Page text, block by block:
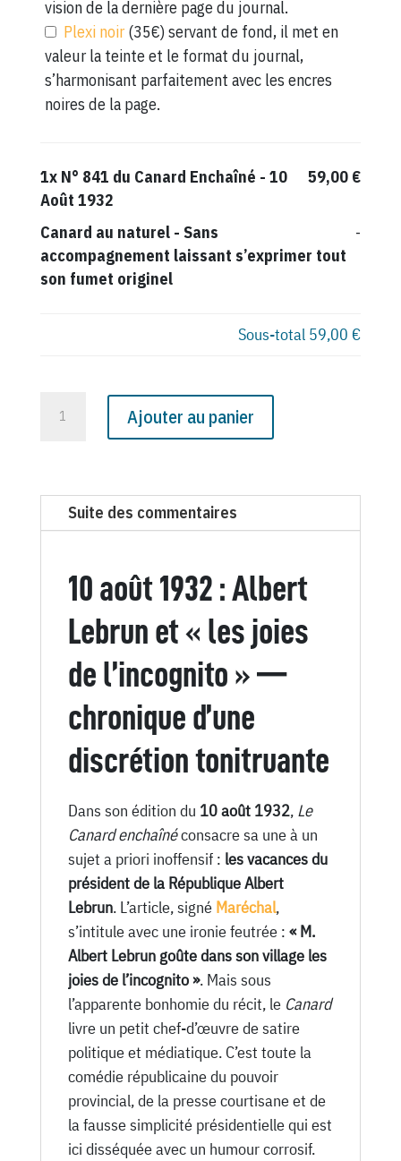
vision de la dernière page du journal.
Plexi noir (35€) servant de fond, il met en
valeur la teinte et le format du journal,
s’harmonisant parfaitement avec les encres
noires de la page.
1x N° 841 du Canard Enchaîné - 10
Août 1932
59,00 €
Canard au naturel- Sans
accompagnement laissant s’exprimer tout
son fumet originel
-
Sous-total 59,00 €
du
Canard
Août
1932
Ajouter au panier
Suite des commentaires
10 août 1932 : Albert
Lebrun et « les joies
de l’incognito » —
chronique d’une
discrétion tonitruante
Dans son édition du 10 août 1932, Le
Canard enchaînéconsacre sa une à un
sujet a priori inoffensif : les vacances du
président de la République Albert
Lebrun. L’article, signé Maréchal,
s’intitule avec une ironie feutrée : « M.
Albert Lebrun goûte dans son village les
joies de l’incognito ». Mais sous
l’apparente bonhomie du récit, le Canard
livre un petit chef-d’œuvre de satire
politique et médiatique. C’est toute la
comédie républicaine du pouvoir
provincial, de la presse courtisane et de
la fausse simplicité présidentielle qui est
ici disséquée avec un humour corrosif.